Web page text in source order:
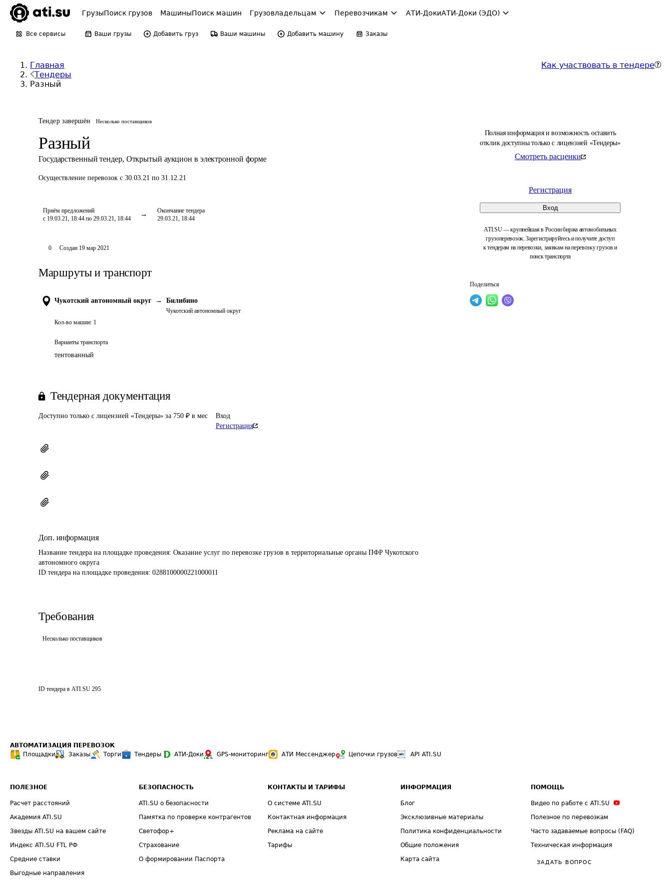
ГрузыПоиск грузов МашиныПоиск машин Грузовладельцам Перевозчикам АТИ-ДокиАТИ-Доки (ЭДО)
Все сервисы Ваши грузы Добавить груз Ваши машины Добавить машину Заказы
Главная
Тендеры
Разный
Как участвовать в тендере
Тендер завершён Несколько поставщиков
Разный
Государственный тендер, Открытый аукцион в электронной форме
Осуществление перевозок с 30.03.21 по 31.12.21
Приём предложений
с 19.03.21, 18:44 по 29.03.21, 18:44
Окончание тендера
29.03.21, 18:44
Полная информация и возможность оставить
отклик доступны только с лицензией «Тендеры»
Смотреть расценки
Регистрация
Вход
ATI.SU — крупнейшая в России биржа автомобильных
грузоперевозок. Зарегистрируйтесь и получите доступ
к тендерам на перевозки, заявкам на перевозку грузов и
поиск транспорта
Поделиться
0 Создан 19 мар 2021
Маршруты и транспорт
Чукотский автономный округ → Билибино
Чукотский автономный округ
Кол-во машин: 1
Варианты транспорта
тентованный
Тендерная документация
Доступно только с лицензией «Тендеры» за 750 ₽ в мес
Вход
Регистрация
Доп. информация
Название тендера на площадке проведения: Оказание услуг по перевозке грузов в территориальные органы ПФР Чукотского
автономного округа
ID тендера на площадке проведения: 0288100000221000011
Требования
Несколько поставщиков
ID тендера в ATI.SU 295
АВТОМАТИЗАЦИЯ ПЕРЕВОЗОК
Площадки
Заказы Торги Тендеры АТИ-Доки GPS-мониторинг АТИ Мессенджер Цепочки грузов API ATI.SU
ПОЛЕЗНОЕ
Расчет расстояний
Академия ATI.SU
Звезды ATI.SU на вашем сайте
Индекс ATI.SU FTL РФ
Средние ставки
Выгодные направления
БЕЗОПАСНОСТЬ
ATI.SU о безопасности
Памятка по проверке контрагентов
Светофор+
Страхование
О формировании Паспорта
КОНТАКТЫ И ТАРИФЫ
О системе ATI.SU
Контактная информация
Реклама на сайте
Тарифы
ИНФОРМАЦИЯ
Блог
Эксклюзивные материалы
Политика конфиденциальности
Общие положения
Карта сайта
ПОМОЩЬ
Видео по работе с ATI.SU
Полезное по перевозкам
Часто задаваемые вопросы (FAQ)
Техническая информация
ЗАДАТЬ ВОПРОС